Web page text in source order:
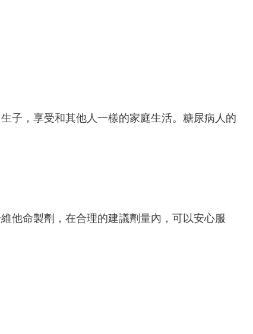
子，享受和其他人一樣的家庭生活。糖尿病人的
他命製劑，在合理的建議劑量內，可以安心服